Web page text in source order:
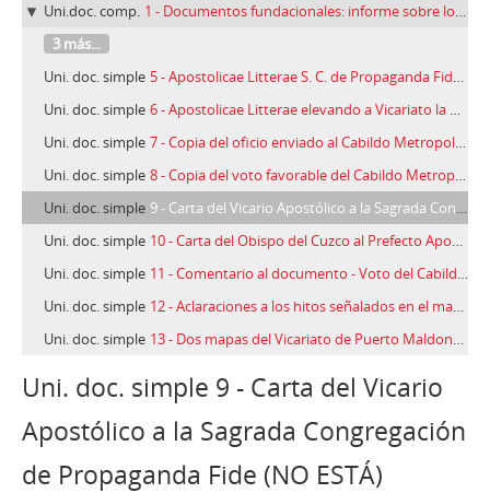
Uni.doc. comp. 1 - Documentos fundacionales: informe sobre los límites del Vicariato de Puerto Maldonado y la Diócesis del Cuzco (1900-1958)
3 más...
Uni. doc. simple 5 - Apostolicae Litterae S. C. de Propaganda Fide fundando tres prefecturas, Roma, 05/02/1900
Uni. doc. simple 6 - Apostolicae Litterae elevando a Vicariato la Prefectura de Puerto Maldonado, Roma, 04/07/1913
Uni. doc. simple 7 - Copia del oficio enviado al Cabildo Metropolitano del Cuzco, Cuzco, 07/06/1955
Uni. doc. simple 8 - Copia del voto favorable del Cabildo Metropolitano del Cuzco, Cuzco, 22/06/1955
Uni. doc. simple 9 - Carta del Vicario Apostólico a la Sagrada Congregación de Propaganda Fide (NO ESTÁ)
Uni. doc. simple 10 - Carta del Obispo del Cuzco al Prefecto Apostólico del Urubamba, Cuzco, 27/08/1903
Uni. doc. simple 11 - Comentario al documento - Voto del Cabildo Metropolitano
Uni. doc. simple 12 - Aclaraciones a los hitos señalados en el mapa
Uni. doc. simple 13 - Dos mapas del Vicariato de Puerto Maldonado y sus límites con las Diócesis del Cuzco y Puno
Uni. doc. simple 9 - Carta del Vicario
Apostólico a la Sagrada Congregación
de Propaganda Fide (NO ESTÁ)